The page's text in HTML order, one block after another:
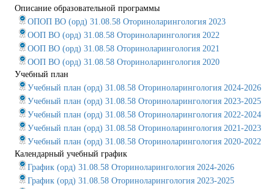
Описание образовательной программы
ОПОП ВО (орд) 31.08.58 Оториноларингология 2023
ООП ВО (орд) 31.08.58 Оториноларингология 2022
ООП ВО (орд) 31.08.58 Оториноларингология 2021
ООП ВО (орд) 31.08.58 Оториноларингология 2020
Учебный план
Учебный план (орд) 31.08.58 Оториноларингология 2024-2026
Учебный план (орд) 31.08.58 Оториноларингология 2023-2025
Учебный план (орд) 31.08.58 Оториноларингология 2022-2024
Учебный план (орд) 31.08.58 Оториноларингология 2021-2023
Учебный план (орд) 31.08.58 Оториноларингология 2020-2022
Календарный учебный график
График (орд) 31.08.58 Оториноларингология 2024-2026
График (орд) 31.08.58 Оториноларингология 2023-2025